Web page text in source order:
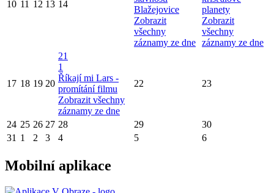
10 11 12 13 14
Blažejovice
Zobrazit
všechny
záznamy ze dne
planety
Zobrazit
všechny
záznamy ze dne
17 18 19 20
21
1
Říkají mi Lars -
promítání filmu
Zobrazit všechny
záznamy ze dne
22 23
24 25 26 27 28 29
30
31 1 2 3 4 5 6
Mobilní aplikace